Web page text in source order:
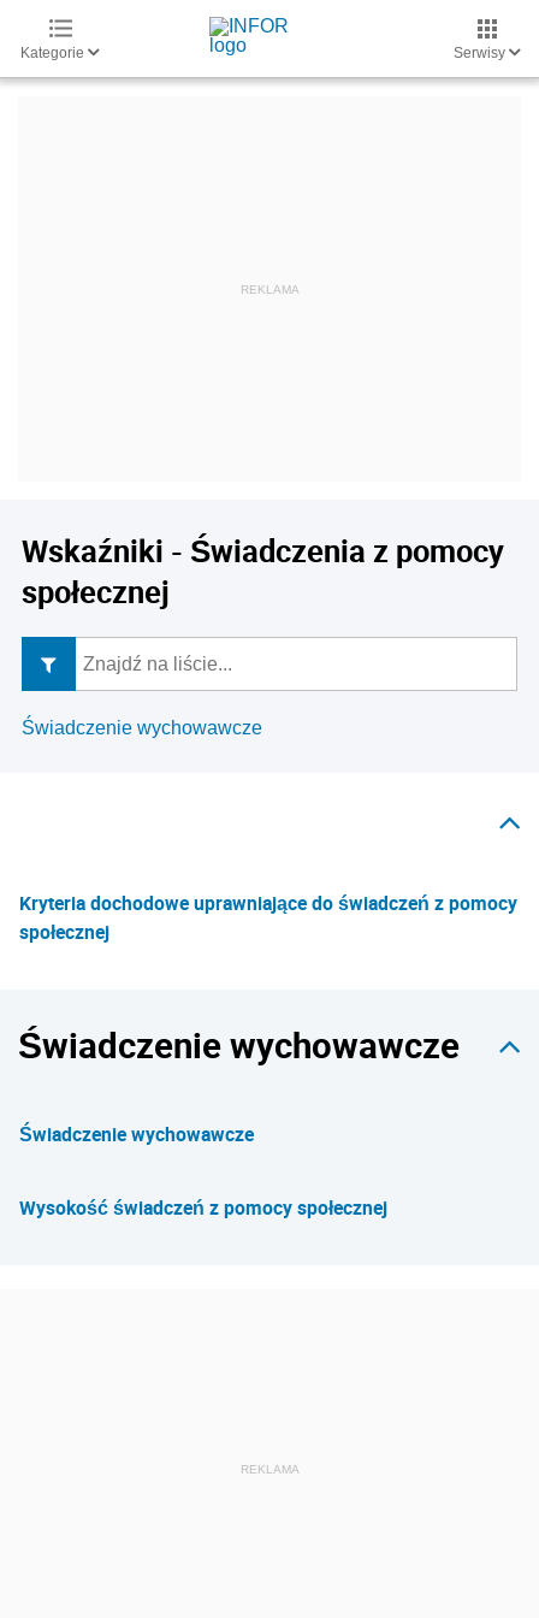
Kategorie Serwisy
Wskaźniki - Świadczenia z pomocy
społecznej
Świadczenie wychowawcze
Kryteria dochodowe uprawniające do świadczeń z pomocy
społecznej
Świadczenie wychowawcze
Świadczenie wychowawcze
Wysokość świadczeń z pomocy społecznej
REKLAMA